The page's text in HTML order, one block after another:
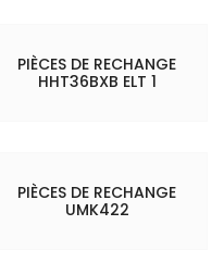
PIÈCES DE RECHANGE
HHT36BXB ELT 1
PIÈCES DE RECHANGE
UMK422